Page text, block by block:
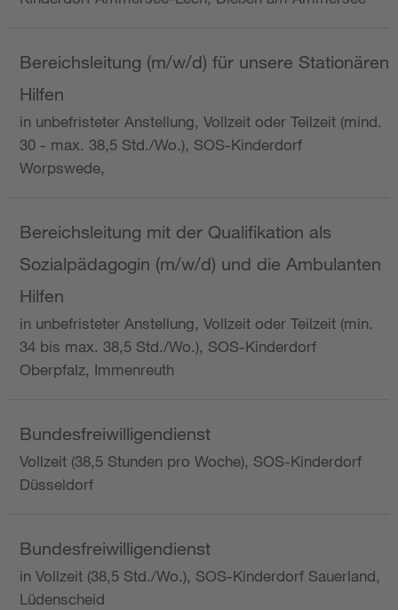
Bereichsleitung (m/w/d) für unsere Stationären
Hilfen
in unbefristeter Anstellung, Vollzeit oder Teilzeit (mind.
30 - max. 38,5 Std./Wo.), SOS-Kinderdorf
Worpswede,
Bereichsleitung mit der Qualifikation als
Sozialpädagogin (m/w/d) und die Ambulanten
Hilfen
in unbefristeter Anstellung, Vollzeit oder Teilzeit (min.
34 bis max. 38,5 Std./Wo.), SOS-Kinderdorf
Oberpfalz, Immenreuth
Bundesfreiwilligendienst
Vollzeit (38,5 Stunden pro Woche), SOS-Kinderdorf
Düsseldorf
Bundesfreiwilligendienst
in Vollzeit (38,5 Std./Wo.), SOS-Kinderdorf Sauerland,
Lüdenscheid